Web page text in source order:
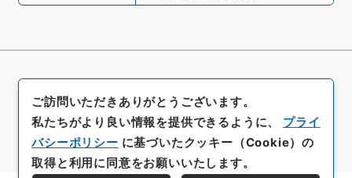
ご訪問いただきありがとうございます。
私たちがより良い情報を提供できるように、 プライ
バシーポリシー に基づいたクッキー（Cookie）の
取得と利用に同意をお願いいたします。